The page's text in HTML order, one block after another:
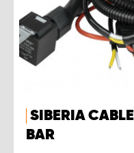
SIBERIA
BAR